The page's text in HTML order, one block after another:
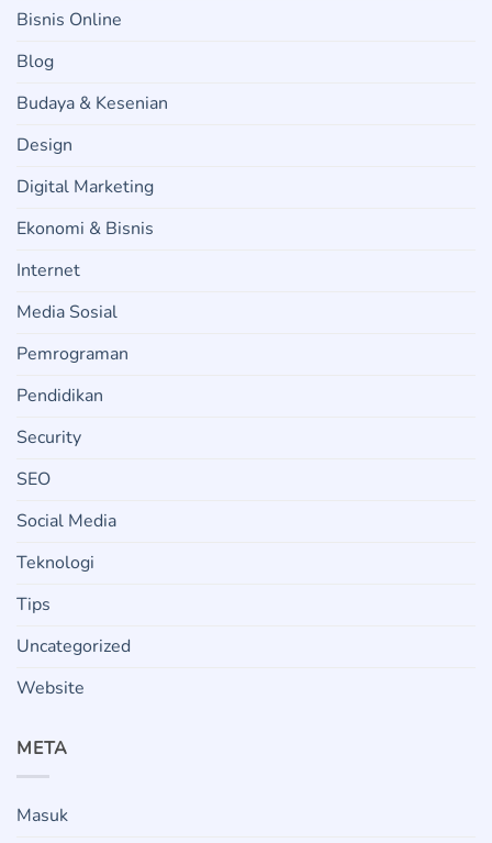
Bisnis Online
Blog
Budaya & Kesenian
Design
Digital Marketing
Ekonomi & Bisnis
Internet
Media Sosial
Pemrograman
Pendidikan
Security
SEO
Social Media
Teknologi
Tips
Uncategorized
Website
META
Masuk